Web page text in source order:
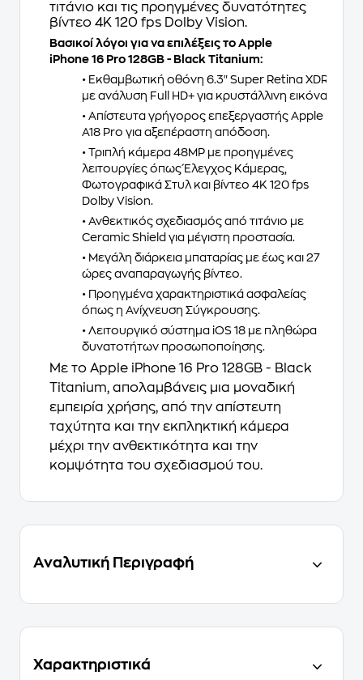
τιτάνιο και τις προηγμένες δυνατότητες
βίντεο 4K 120 fps Dolby Vision.
Βασικοί λόγοι για να επιλέξεις το Apple
iPhone 16 Pro 128GB - Black Titanium:
• Εκθαμβωτική οθόνη 6.3" Super Retina XDR
με ανάλυση Full HD+ για κρυστάλλινη εικόνα.
• Απίστευτα γρήγορος επεξεργαστής Apple
A18 Pro για αξεπέραστη απόδοση.
• Τριπλή κάμερα 48MP με προηγμένες
λειτουργίες όπως Έλεγχος Κάμερας,
Φωτογραφικά Στυλ και βίντεο 4K 120 fps
Dolby Vision.
• Ανθεκτικός σχεδιασμός από τιτάνιο με
Ceramic Shield για μέγιστη προστασία.
• Μεγάλη διάρκεια μπαταρίας με έως και 27
ώρες αναπαραγωγής βίντεο.
• Προηγμένα χαρακτηριστικά ασφαλείας
όπως η Ανίχνευση Σύγκρουσης.
• Λειτουργικό σύστημα iOS 18 με πληθώρα
δυνατοτήτων προσωποποίησης.
Με το Apple iPhone 16 Pro 128GB - Black
Titanium, απολαμβάνεις μια μοναδική
εμπειρία χρήσης, από την απίστευτη
ταχύτητα και την εκπληκτική κάμερα
μέχρι την ανθεκτικότητα και την
κομψότητα του σχεδιασμού του.
Αναλυτική Περιγραφή
Χαρακτηριστικά